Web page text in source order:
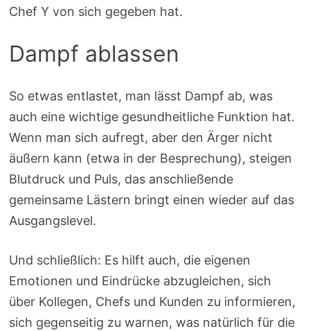
Chef Y von sich gegeben hat.
Dampf ablassen
So etwas entlastet, man lässt Dampf ab, was
auch eine wichtige gesundheitliche Funktion hat.
Wenn man sich aufregt, aber den Ärger nicht
äußern kann (etwa in der Besprechung), steigen
Blutdruck und Puls, das anschließende
gemeinsame Lästern bringt einen wieder auf das
Ausgangslevel.
Und schließlich: Es hilft auch, die eigenen
Emotionen und Eindrücke abzugleichen, sich
über Kollegen, Chefs und Kunden zu informieren,
sich gegenseitig zu warnen, was natürlich für die